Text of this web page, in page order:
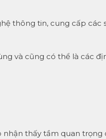
thông tin, cung cấp các
và cũng có thể là các
nhận thấy tầm quan trọng